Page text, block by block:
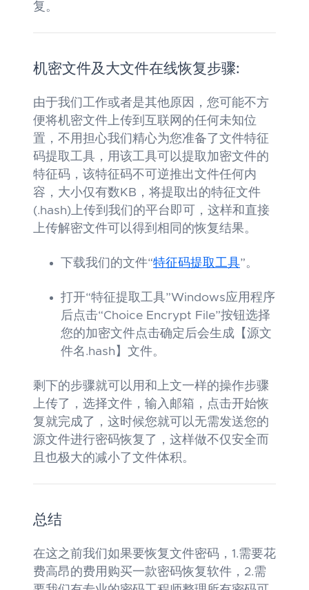
复。
机密文件及大文件在线恢复步骤:
由于我们工作或者是其他原因，您可能不方
便将机密文件上传到互联网的任何未知位
置，不用担心我们精心为您准备了文件特征
码提取工具，用该工具可以提取加密文件的
特征码，该特征码不可逆推出文件任何内
容，大小仅有数KB，将提取出的特征文件
(.hash)上传到我们的平台即可，这样和直接
上传解密文件可以得到相同的恢复结果。
下载我们的文件“特征码提取工具”。
打开“特征提取工具”Windows应用程序
后点击“Choice Encrypt File”按钮选择
您的加密文件点击确定后会生成【源文
件名.hash】文件。
剩下的步骤就可以用和上文一样的操作步骤
上传了，选择文件，输入邮箱，点击开始恢
复就完成了，这时候您就可以无需发送您的
源文件进行密码恢复了，这样做不仅安全而
且也极大的减小了文件体积。
总结
在这之前我们如果要恢复文件密码，1.需要花
费高昂的费用购买一款密码恢复软件，2.需